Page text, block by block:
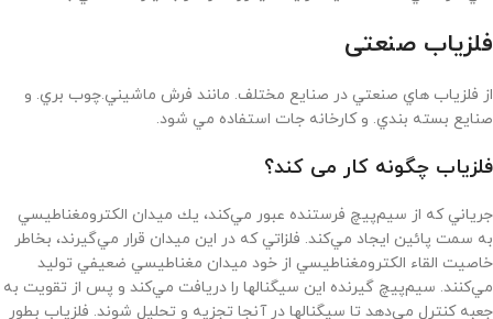
فلزیاب صنعتی
از فلزياب هاي صنعتي در صنايع مختلف. مانند فرش ماشيني.چوب بري. و
صنايع بسته بندي. و كارخانه جات استفاده مي شود.
فلزیاب چگونه کار می کند؟
جرياني كه از سيم‌پيچ فرستنده عبور مي‌كند، يك ميدان الكترومغناطيسي
به سمت پائين ايجاد مي‌كند. فلزاتي كه در اين ميدان قرار مي‌گيرند، بخاطر
خاصيت القاء الكترومغناطيسي از خود ميدان مغناطيسي ضعيفي توليد
مي‌كنند. سيم‌پيچ گيرنده اين سيگنالها را دريافت مي‌كند و پس از تقويت به
جعبه كنترل مي‌دهد تا سيگنالها در آنجا تجزيه و تحليل شوند. فلزياب بطور